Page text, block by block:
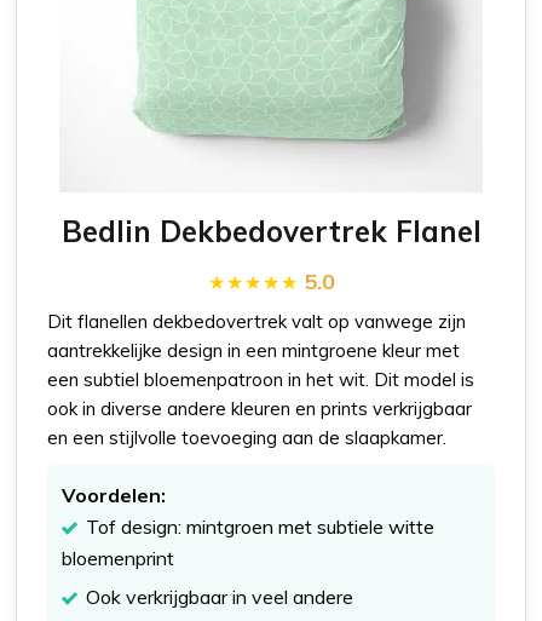
Bedlin Dekbedovertrek Flanel
5.0
Dit flanellen dekbedovertrek valt op vanwege zijn
aantrekkelijke design in een mintgroene kleur met
een subtiel bloemenpatroon in het wit. Dit model is
ook in diverse andere kleuren en prints verkrijgbaar
en een stijlvolle toevoeging aan de slaapkamer.
Voordelen:
Tof design: mintgroen met subtiele witte
bloemenprint
Ook verkrijgbaar in veel andere